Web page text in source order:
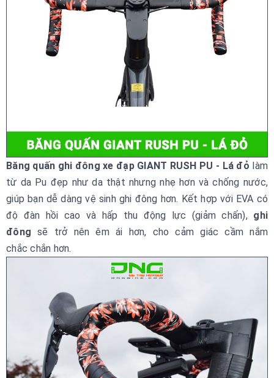
Băng quấn ghi đông xe đạp GIANT RUSH PU - Lá đỏ làm
từ da Pu đẹp như da thật nhưng nhẹ hơn và chống nước,
giúp bạn dễ dàng vệ sinh ghi đông hơn. Kết hợp với EVA có
độ đàn hồi cao và hấp thu động lực (giảm chấn), ghi
đông sẽ trở nên êm ái hơn, cho cảm giác cầm nắm
chắc chắn hơn.